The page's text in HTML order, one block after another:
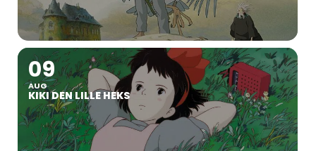
09
AUG
KIKI DEN LILLE HEKS